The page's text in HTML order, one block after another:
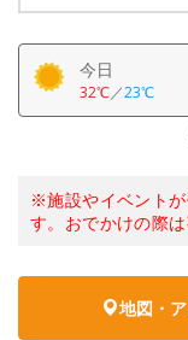
今日
32℃／23℃
※施設やイベント
す。おでかけの際
地図・